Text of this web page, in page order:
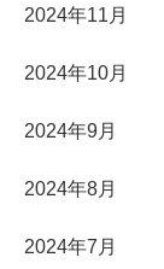
2024年11月
2024年10月
2024年9月
2024年8月
2024年7月